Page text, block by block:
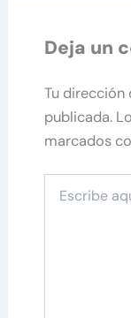
Deja un
Tu dirección
publicada.
marcados
aquí...